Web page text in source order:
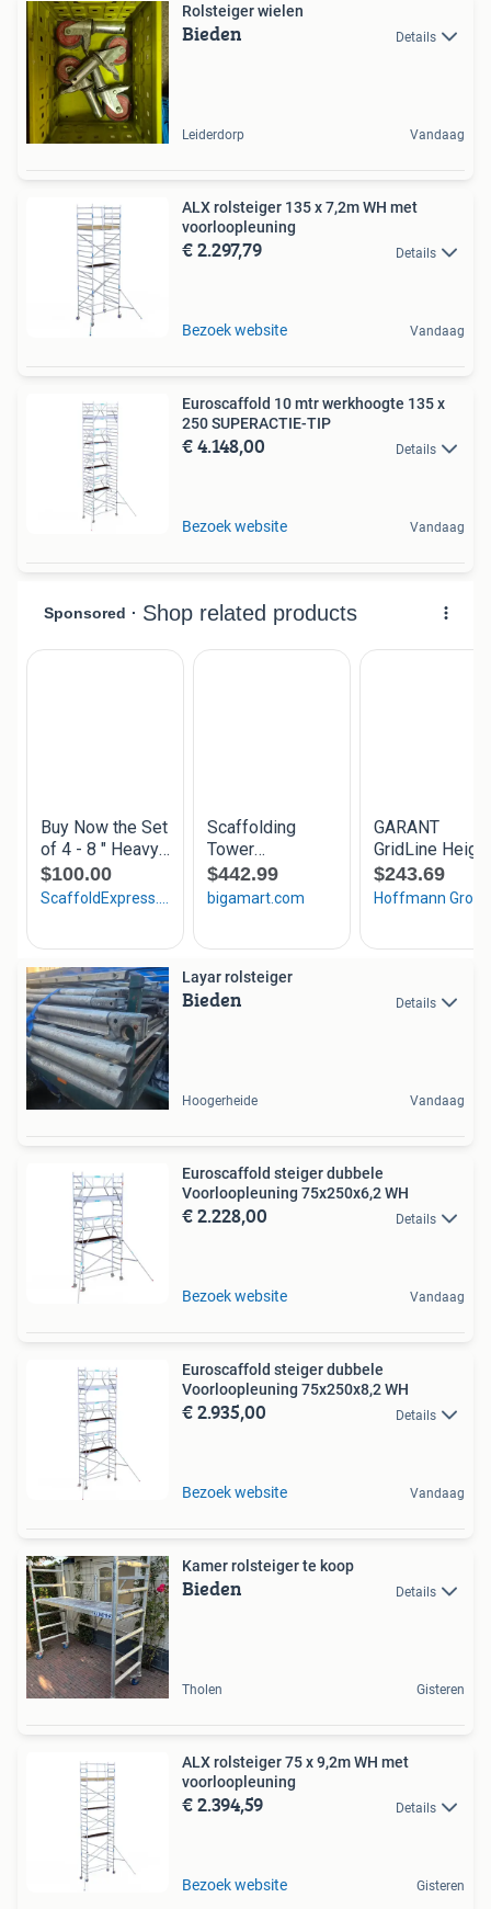
Rolsteiger wielen
Bieden Details
Leiderdorp Vandaag
ALX rolsteiger 135 x 7,2m WH met
voorloopleuning
€ 2.297,79 Details
Bezoek website Vandaag
Euroscaffold 10 mtr werkhoogte 135 x
250 SUPERACTIE-TIP
€ 4.148,00 Details
Bezoek website Vandaag
Layar rolsteiger
Bieden Details
Hoogerheide Vandaag
Euroscaffold steiger dubbele
Voorloopleuning 75x250x6,2 WH
€ 2.228,00 Details
Bezoek website Vandaag
Euroscaffold steiger dubbele
Voorloopleuning 75x250x8,2 WH
€ 2.935,00 Details
Bezoek website Vandaag
Kamer rolsteiger te koop
Bieden Details
Tholen Gisteren
ALX rolsteiger 75 x 9,2m WH met
voorloopleuning
€ 2.394,59 Details
Bezoek website Gisteren